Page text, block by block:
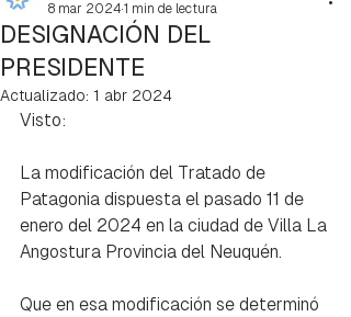
DESIGNACIÓN DEL
PRESIDENTE
8 mar 2024 1 min de lectura
Actualizado: 1 abr 2024
Visto:
La modificación del Tratado de
Patagonia dispuesta el pasado 11 de
enero del 2024 en la ciudad de Villa La
Angostura Provincia del Neuquén.
Que en esa modificación se determinó